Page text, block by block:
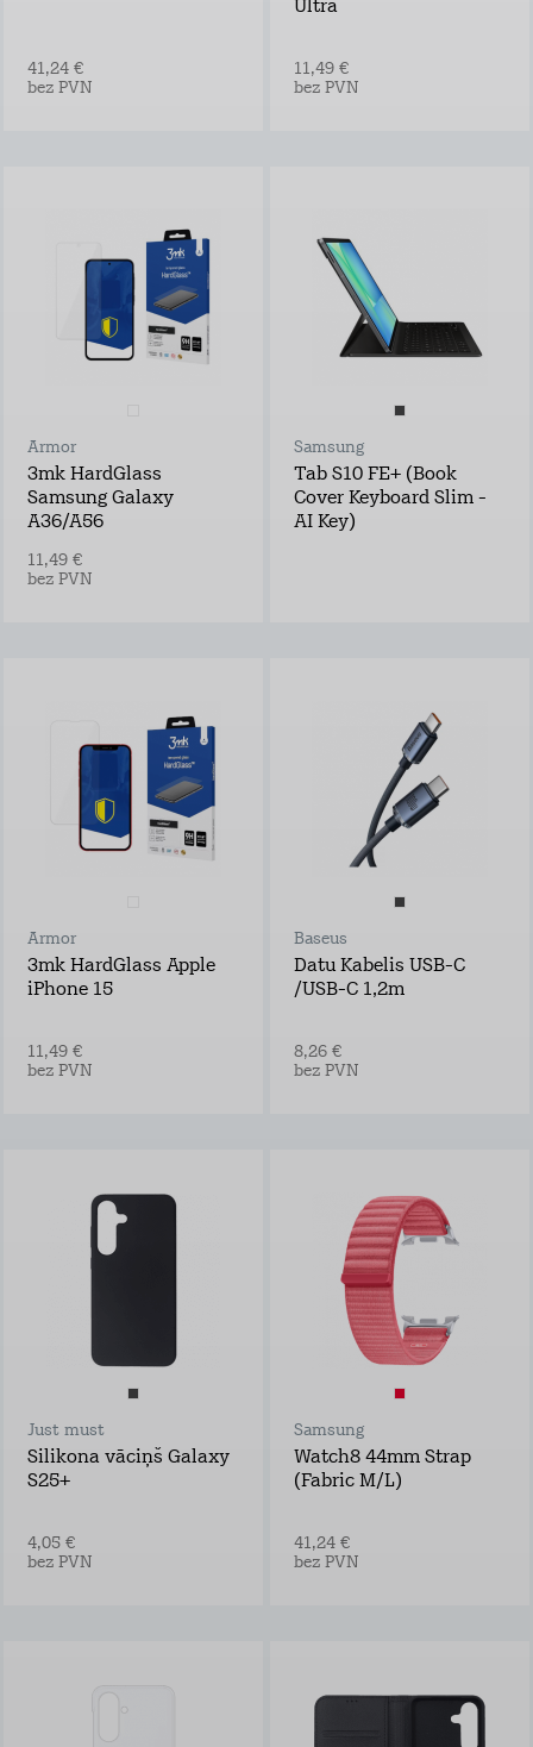
41,24 €
bez PVN
Ultra
11,49 €
bez PVN
Armor
3mk HardGlass
Samsung Galaxy
A36/A56
11,49 €
bez PVN
Samsung
Tab S10 FE+ (Book
Cover Keyboard Slim -
AI Key)
Armor
3mk HardGlass Apple
iPhone 15
11,49 €
bez PVN
Baseus
Datu Kabelis USB-C
/USB-C 1,2m
8,26 €
bez PVN
Just must
Silikona vāciņš Galaxy
S25+
4,05 €
bez PVN
Samsung
Watch8 44mm Strap
(Fabric M/L)
41,24 €
bez PVN